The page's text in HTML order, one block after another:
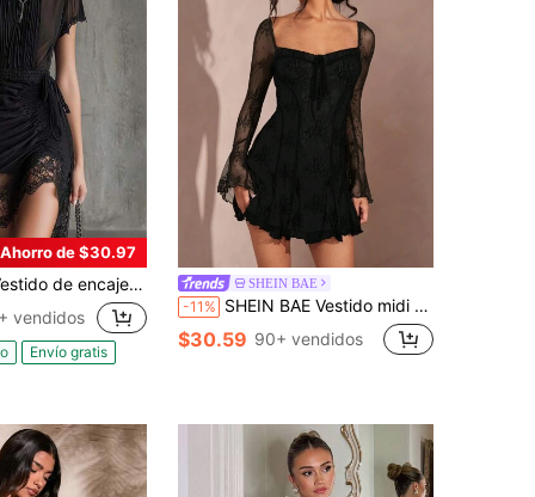
Ahorro de $30.97
a cuadros para mujer, nuevo estilo 2026, cuello alto, falda corta de corte asimétrico con detalles de volantes, elegante traje plisado para fiestas y vacaciones en la playa.
vendidos
Envío gratis
SHEIN BAE
-11% SHEIN BAE Vestido midi con panel de encaje negro y dobladillo con volantes para mujeres
$30.59 90+ vendidos